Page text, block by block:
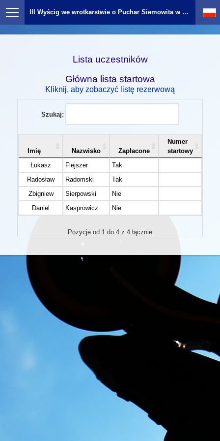
III Wyścig we wrotkarstwie o Puchar Siemowita w Gostyninie
Lista uczestników
Główna lista startowa
Kliknij, aby zobaczyć listę rezerwową
Szukaj:
Imię Nazwisko Zapłacone
Numer
startowy
Łukasz
Flejszer Tak
Radosław
Radomski Tak
Zbigniew
Sierpowski Nie
Daniel
Kasprowicz Nie
Pozycje od 1 do 4 z 4 łącznie